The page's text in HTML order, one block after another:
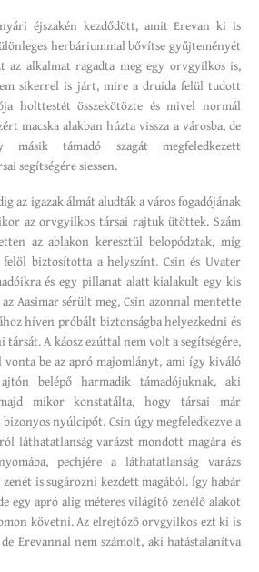
éjszakén kezdődött, amit Erevan ki is
herbáriummal bővítse gyűjteményét
az alkalmat ragadta meg egy orvgyilkos is,
sikerrel is járt, mire a druida felül tudott
holttestét összekötözte és mivel normál
macska alakban húzta vissza a városba, de
másik támadó szagát megfeledkezett
segítségére siessen.
az igazak álmát aludták a város fogadójának
az orvgyilkos társai rajtuk ütöttek. Szám
az ablakon keresztül belopództak, míg
biztosította a helyszínt. Csin és Uvater
és egy pillanat alatt kialakult egy kis
Aasimar sérült meg, Csin azonnal mentette
híven próbált biztonságba helyezkedni és
A káosz ezúttal nem volt a segítségére,
vonta be az apró majomlányt, ami így kiváló
belépő harmadik támadójuknak, aki
mikor konstatálta, hogy társai már
nyúlcipőt. Csin úgy megfeledkezve a
láthatatlanság varázst mondott magára és
pechjére a láthatatlanság varázs
is sugározni kezdett magából. Így habár
egy apró alig méteres világító zenélő alakot
követni. Az elrejtőző orvgyilkos ezt ki is
Erevannal nem számolt, aki hatástalanítva